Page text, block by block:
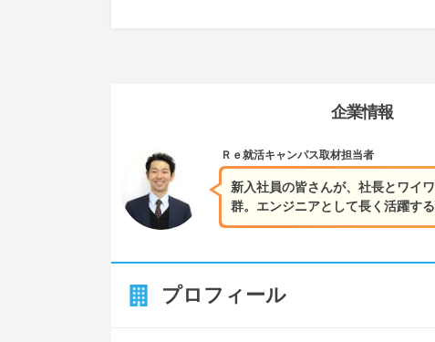
企業情報
新入社員の皆さんが、社長とワイ
群。エンジニアとして長く活躍す
Ｒｅ就活キャンパス取材担当者
プロフィール